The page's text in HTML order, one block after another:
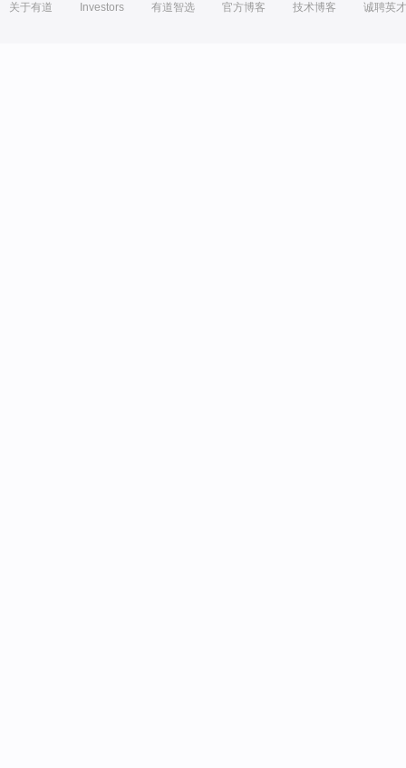
关于有道 Investors 有道智选 官方博客 技术博客 诚聘英才